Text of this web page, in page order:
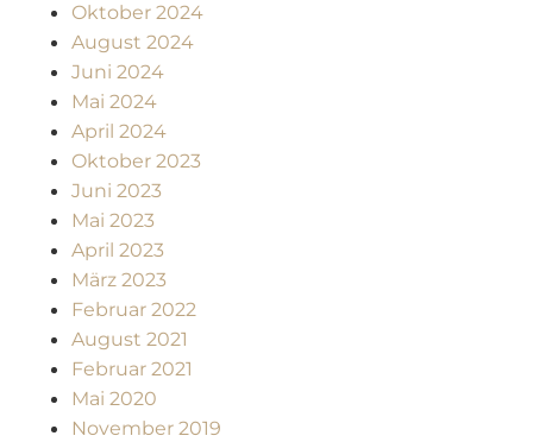
Oktober 2024
August 2024
Juni 2024
Mai 2024
April 2024
Oktober 2023
Juni 2023
Mai 2023
April 2023
März 2023
Februar 2022
August 2021
Februar 2021
Mai 2020
November 2019